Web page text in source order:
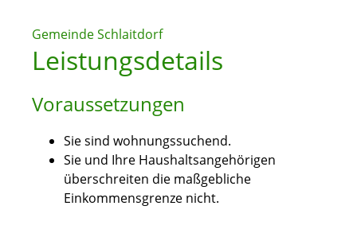
Gemeinde Schlaitdorf
Leistungsdetails
Voraussetzungen
Sie sind wohnungssuchend.
Sie und Ihre Haushaltsangehörigen
überschreiten die maßgebliche
Einkommensgrenze nicht.